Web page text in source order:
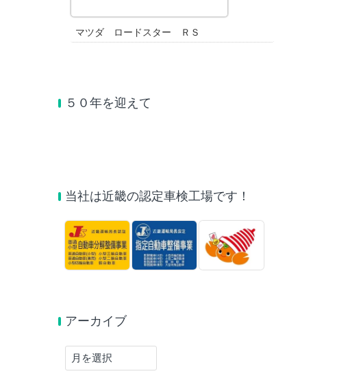
マツダ ロードスター ＲＳ
５０年を迎えて
当社は近畿の認定車検工場です！
アーカイブ
ア
ー